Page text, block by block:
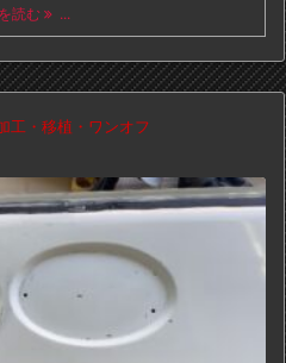
読む ...
工・移植・ワンオフ